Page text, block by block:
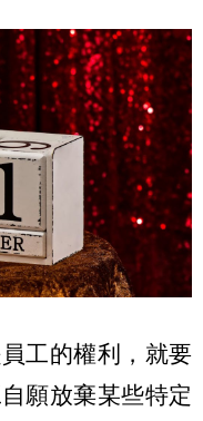
工的權利，就要
願放棄某些特定